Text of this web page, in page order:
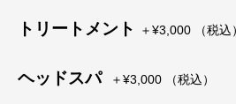
トリートメント ＋¥3,000 （税込）
ヘッドスパ ＋¥3,000 （税込）